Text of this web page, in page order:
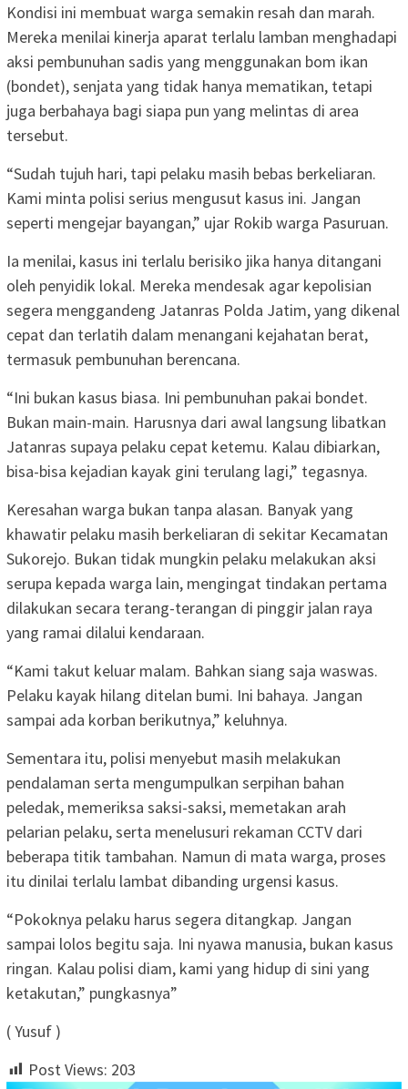
Kondisi ini membuat warga semakin resah dan marah.
Mereka menilai kinerja aparat terlalu lamban menghadapi
aksi pembunuhan sadis yang menggunakan bom ikan
(bondet), senjata yang tidak hanya mematikan, tetapi
juga berbahaya bagi siapa pun yang melintas di area
tersebut.
“Sudah tujuh hari, tapi pelaku masih bebas berkeliaran.
Kami minta polisi serius mengusut kasus ini. Jangan
seperti mengejar bayangan,” ujar Rokib warga Pasuruan.
Ia menilai, kasus ini terlalu berisiko jika hanya ditangani
oleh penyidik lokal. Mereka mendesak agar kepolisian
segera menggandeng Jatanras Polda Jatim, yang dikenal
cepat dan terlatih dalam menangani kejahatan berat,
termasuk pembunuhan berencana.
“Ini bukan kasus biasa. Ini pembunuhan pakai bondet.
Bukan main-main. Harusnya dari awal langsung libatkan
Jatanras supaya pelaku cepat ketemu. Kalau dibiarkan,
bisa-bisa kejadian kayak gini terulang lagi,” tegasnya.
Keresahan warga bukan tanpa alasan. Banyak yang
khawatir pelaku masih berkeliaran di sekitar Kecamatan
Sukorejo. Bukan tidak mungkin pelaku melakukan aksi
serupa kepada warga lain, mengingat tindakan pertama
dilakukan secara terang-terangan di pinggir jalan raya
yang ramai dilalui kendaraan.
“Kami takut keluar malam. Bahkan siang saja waswas.
Pelaku kayak hilang ditelan bumi. Ini bahaya. Jangan
sampai ada korban berikutnya,” keluhnya.
Sementara itu, polisi menyebut masih melakukan
pendalaman serta mengumpulkan serpihan bahan
peledak, memeriksa saksi-saksi, memetakan arah
pelarian pelaku, serta menelusuri rekaman CCTV dari
beberapa titik tambahan. Namun di mata warga, proses
itu dinilai terlalu lambat dibanding urgensi kasus.
“Pokoknya pelaku harus segera ditangkap. Jangan
sampai lolos begitu saja. Ini nyawa manusia, bukan kasus
ringan. Kalau polisi diam, kami yang hidup di sini yang
ketakutan,” pungkasnya”
( Yusuf )
Post Views: 203